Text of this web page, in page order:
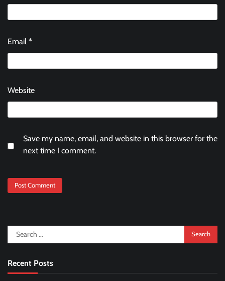
Email *
Website
Save my name, email, and website in this browser for the
next time I comment.
Search
for:
Recent Posts